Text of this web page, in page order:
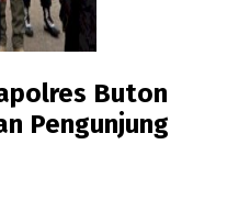
Buton
Pengunjung